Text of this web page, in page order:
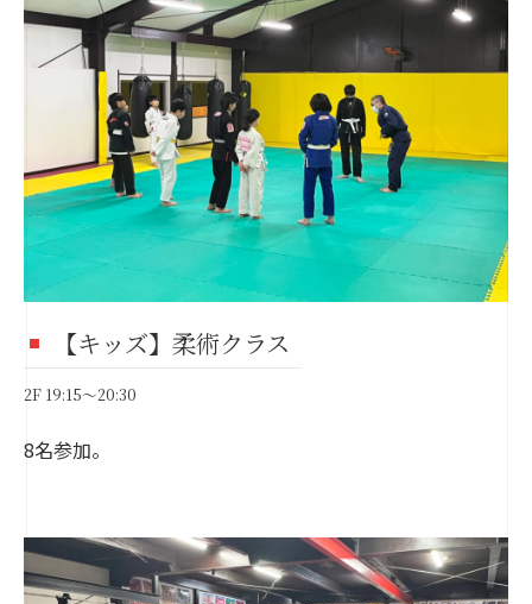
【キッズ】柔術クラス
2F 19:15～20:30
8名参加。